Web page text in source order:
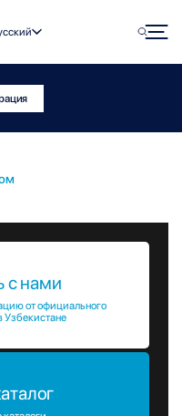
с нами
от официального
Узбекистане